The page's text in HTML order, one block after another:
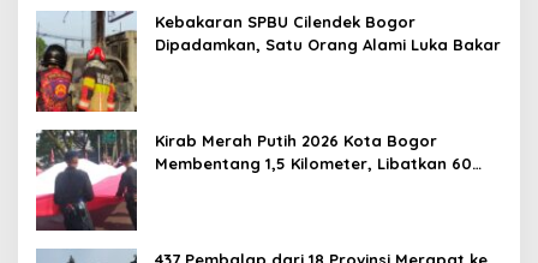
Kebakaran SPBU Cilendek Bogor
Dipadamkan, Satu Orang Alami Luka Bakar
Kirab Merah Putih 2026 Kota Bogor
Membentang 1,5 Kilometer, Libatkan 60